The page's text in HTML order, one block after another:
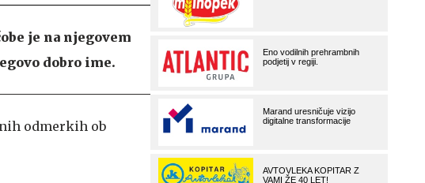
je na njegovem
dobro ime.
odmerkih ob